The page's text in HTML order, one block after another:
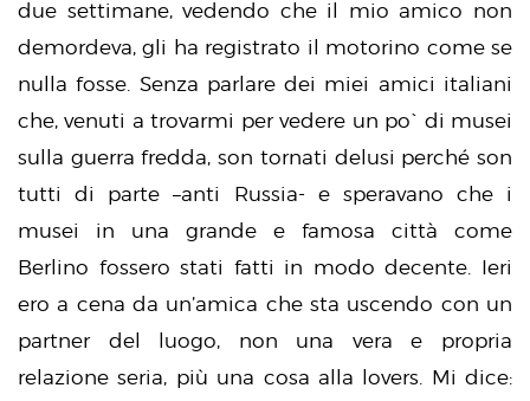
due settimane, vedendo che il mio amico non
demordeva, gli ha registrato il motorino come se
nulla fosse. Senza parlare dei miei amici italiani
che, venuti a trovarmi per vedere un po` di musei
sulla guerra fredda, son tornati delusi perché son
tutti di parte –anti Russia- e speravano che i
musei in una grande e famosa città come
Berlino fossero stati fatti in modo decente. Ieri
ero a cena da un’amica che sta uscendo con un
partner del luogo, non una vera e propria
relazione seria, più una cosa alla lovers. Mi dice: